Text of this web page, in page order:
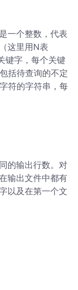
一个整数，代表
这里用N表
键字，每个关键
括待查询的不定
符的字符串，每
的输出行数。对
输出文件中都有
以及在第一个文